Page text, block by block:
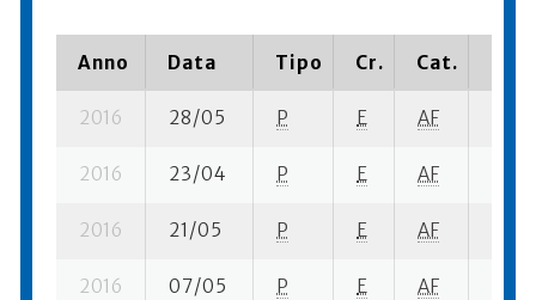
Anno Data Tipo Cr. Cat.
2016 28/05 P E AF
2016 23/04 P E AF
2016 21/05 P E AF
2016 07/05 P E AF